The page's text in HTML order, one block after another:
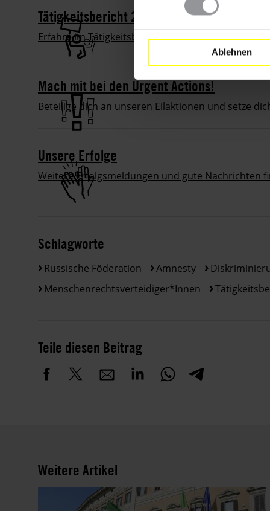
Ablehnen
Tätigkeitsbericht 2022: Was wir bewegt
Erfahre im Tätigkeitsbericht 2022 mehr über
Mach mit bei den Urgent Actions!
Beteilige dich an unseren Eilaktionen und setze
Unsere Erfolge
Weitere Erfolgsmeldungen und gute Nachrichten
Schlagworte
Russische Föderation Amnesty
Menschenrechtsverteidiger*innen
Teile diesen Beitrag
Weitere Artikel